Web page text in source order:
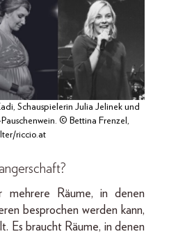
Schauspielerin Julia Jelinek und
© Bettina Frenzel,
riccio.at
mehrere Räume, in denen
besprochen werden kann,
Es braucht Räume, in denen